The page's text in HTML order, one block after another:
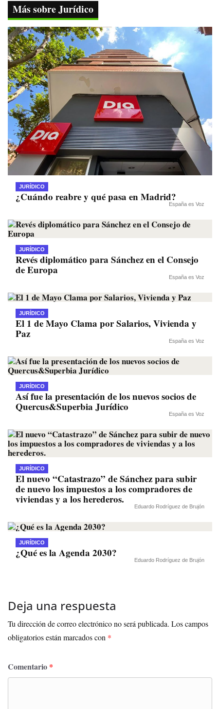
okr A
pp
a
m nk
Más sobre Jurídico
JURÍDICO
¿Cuándo reabre y qué pasa en Madrid?
España es Voz
JURÍDICO
Revés diplomático para Sánchez en el Consejo
de Europa
España es Voz
JURÍDICO
El 1 de Mayo Clama por Salarios, Vivienda y
Paz
España es Voz
JURÍDICO
Así fue la presentación de los nuevos socios de
Quercus&Superbia Jurídico
España es Voz
JURÍDICO
El nuevo “Catastrazo” de Sánchez para subir
de nuevo los impuestos a los compradores de
viviendas y a los herederos.
Eduardo Rodríguez de Brujón
JURÍDICO
¿Qué es la Agenda 2030?
Eduardo Rodríguez de Brujón
Deja una respuesta
Tu dirección de correo electrónico no será publicada. Los campos
obligatorios están marcados con *
Comentario *